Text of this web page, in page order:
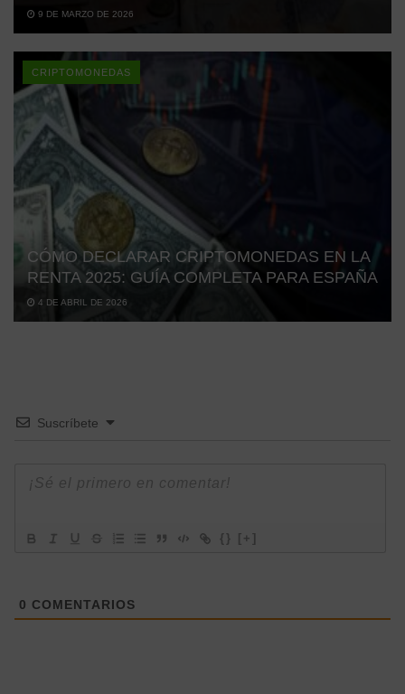
9 DE MARZO DE 2026
CRIPTOMONEDAS
CÓMO DECLARAR CRIPTOMONEDAS EN LA
RENTA 2025: GUÍA COMPLETA PARA ESPAÑA
4 DE ABRIL DE 2026
Suscríbete
{} [+]
0 COMENTARIOS